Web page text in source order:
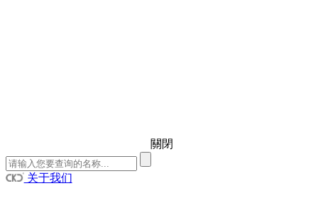
關閉
关于我们